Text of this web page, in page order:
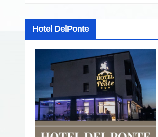
Hotel DelPonte